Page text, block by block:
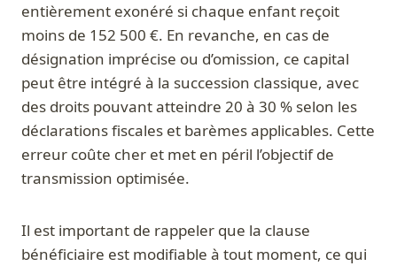
entièrement exonéré si chaque enfant reçoit
moins de 152 500 €. En revanche, en cas de
désignation imprécise ou d’omission, ce capital
peut être intégré à la succession classique, avec
des droits pouvant atteindre 20 à 30 % selon les
déclarations fiscales et barèmes applicables. Cette
erreur coûte cher et met en péril l’objectif de
transmission optimisée.
Il est important de rappeler que la clause
bénéficiaire est modifiable à tout moment, ce qui